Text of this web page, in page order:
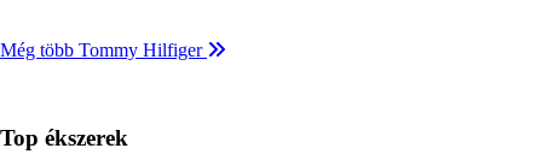
Még több Tommy Hilfiger
Top ékszerek